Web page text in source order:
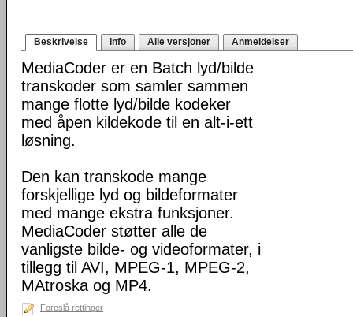
Beskrivelse Info Alle versjoner Anmeldelser
MediaCoder er en Batch lyd/bilde
transkoder som samler sammen
mange flotte lyd/bilde kodeker
med åpen kildekode til en alt-i-ett
løsning.
Den kan transkode mange
forskjellige lyd og bildeformater
med mange ekstra funksjoner.
MediaCoder støtter alle de
vanligste bilde- og videoformater, i
tillegg til AVI, MPEG-1, MPEG-2,
MAtroska og MP4.
Foreslå rettinger